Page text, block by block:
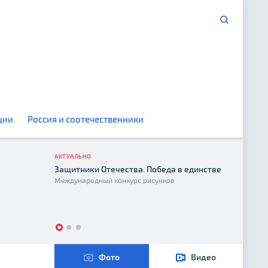
Россия и соотечественники
АКТУАЛЬНО
Защитники Отечества. Победа в единстве
Международный конкурс рисунков
Фото Видео